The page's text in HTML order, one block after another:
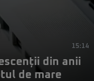
15:14
din anii
de mare